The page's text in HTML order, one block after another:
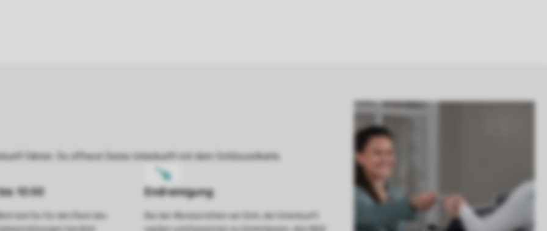
bist Du für den Rest des
Bei der Abreise bitten wir Dich, die Unterkunft